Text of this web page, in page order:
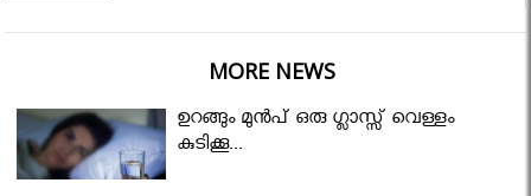
MORE NEWS
ഉറങ്ങും മുന്‍പ് ഒരു ഗ്ലാസ്സ് വെള്ളം
കുടിക്കൂ...